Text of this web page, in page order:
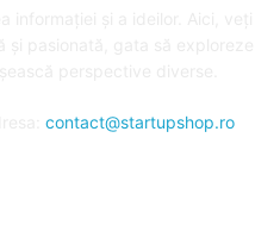
contact@startupshop.ro